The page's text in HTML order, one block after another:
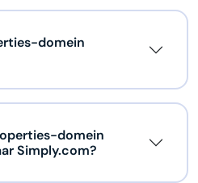
domein
domein
Simply.com?